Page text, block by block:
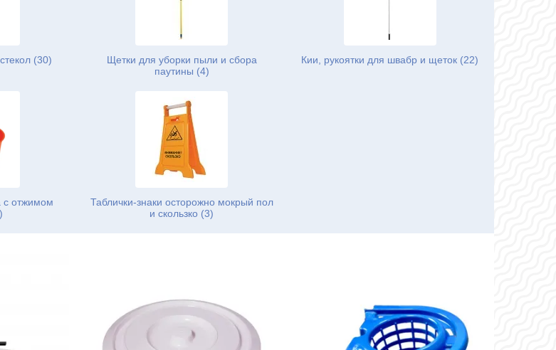
(30)
Щетки для уборки пыли и сбора
паутины (4)
Кии, рукоятки для швабр и щеток (22)
с отжимом
Таблички-знаки осторожно мокрый пол
и скользко (3)